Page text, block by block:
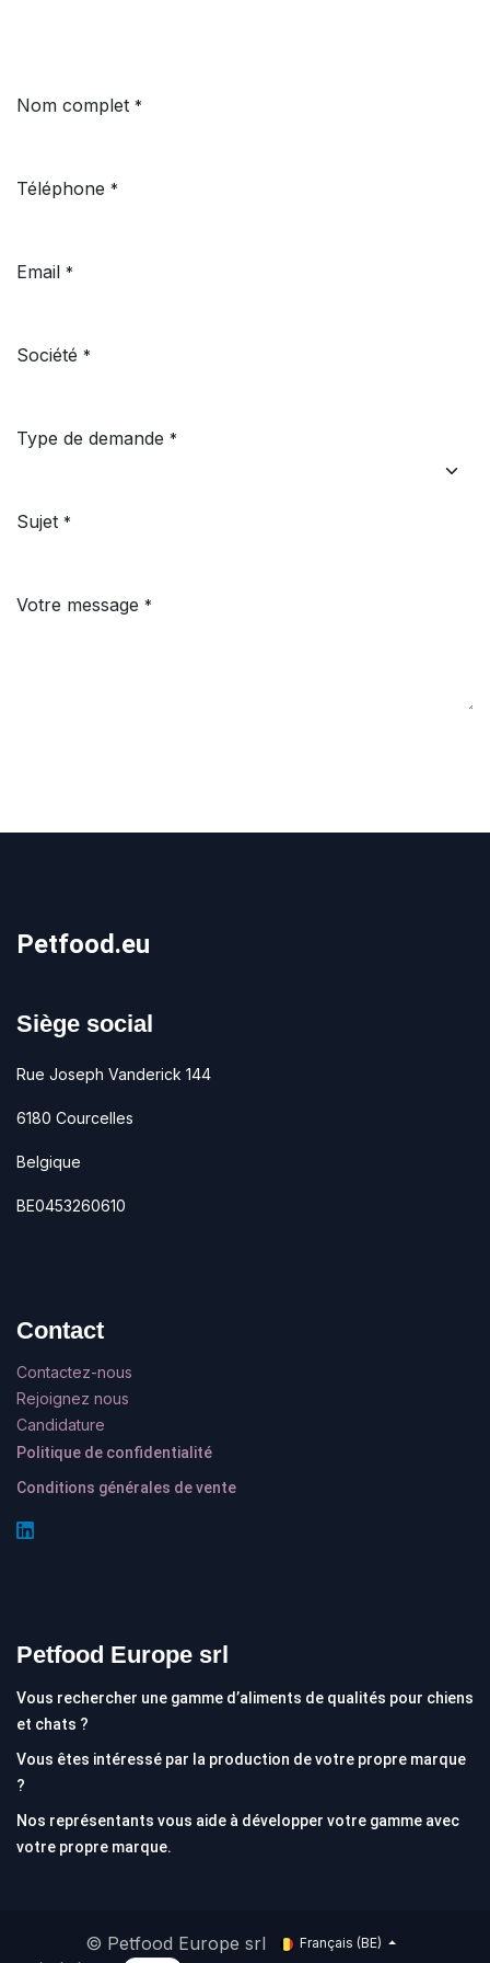
Nom complet *
Téléphone *
Email *
Société *
Type de demande *
Sujet *
Votre message *
Petfood.eu
Siège social
Rue Joseph Vanderick 144
6180 Courcelles
Belgique
BE0453260610
Contact
Contactez-nous
Rejoignez nous
Candidature
Politique de confidentialité
Conditions générales de vente
Petfood Europe srl
Vous rechercher une gamme d’aliments de qualités pour chiens
et chats ?
Vous êtes intéressé par la production de votre propre marque
?
Nos représentants vous aide à développer votre gamme avec
votre propre marque.
© Petfood Europe srl Français (BE)